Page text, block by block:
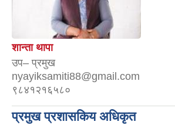
शान्ता थापा
उप– प्रमुख
nyayiksamiti88@gmail.com
९८४१२१६५८०
प्रमुख प्रशासकिय अधिकृत